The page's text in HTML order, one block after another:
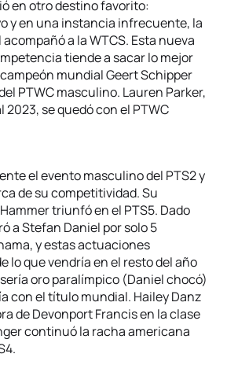
en otro destino favorito:
y en una instancia infrecuente, la
a la WTCS. Esta nueva
tiende a sacar lo mejor
mundial Geert Schipper
PTWC masculino. Lauren Parker,
se quedó con el PTWC
el evento masculino del PTS2 y
de su competitividad. Su
triunfó en el PTS5. Dado
a Stefan Daniel por solo 5
y estas actuaciones
lo que vendría en el resto del año
oro paralímpico (Daniel chocó)
con el título mundial. Hailey Danz
de Devonport Francis en la clase
continuó la racha americana